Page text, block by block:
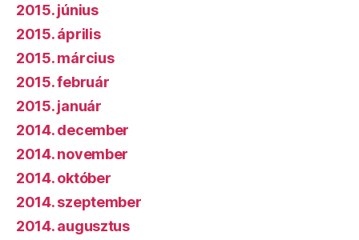
2015. június
2015. április
2015. március
2015. február
2015. január
2014. december
2014. november
2014. október
2014. szeptember
2014. augusztus